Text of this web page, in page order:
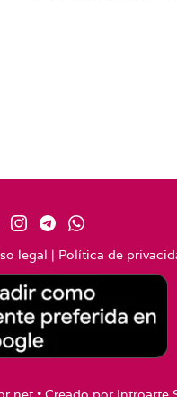
legal | Política de